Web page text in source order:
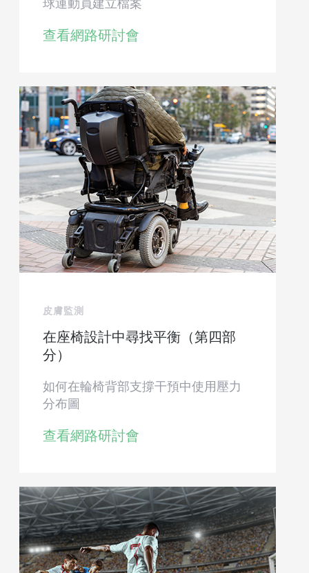
球運動員建立檔案
查看網路研討會
皮膚監測
在座椅設計中尋找平衡（第四部
分）
如何在輪椅背部支撐干預中使用壓力
分布圖
查看網路研討會